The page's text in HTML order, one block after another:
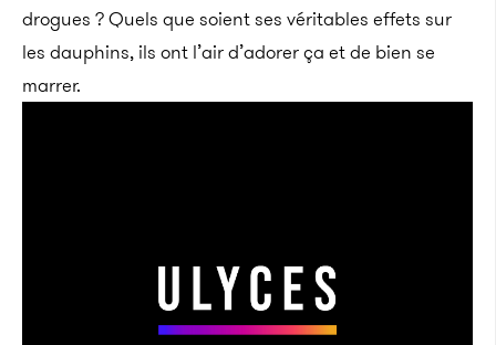
drogues ? Quels que soient ses véritables effets sur
les dauphins, ils ont l’air d’adorer ça et de bien se
marrer.